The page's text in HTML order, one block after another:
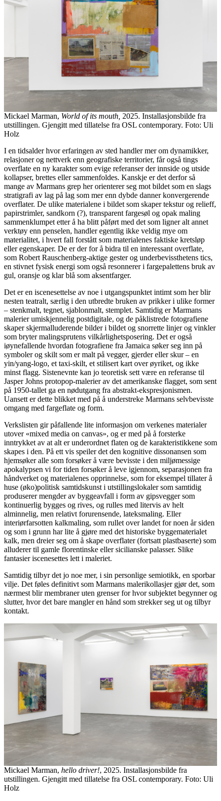
Mickael Marman, World of its mouth, 2025. Installasjonsbilde fra
utstillingen. Gjengitt med tillatelse fra OSL contemporary. Foto: Uli
Holz
I en tidsalder hvor erfaringen av sted handler mer om dynamikker,
relasjoner og nettverk enn geografiske territorier, får også tings
overflate en ny karakter som evige referanser der innside og utside
kollapser, brettes eller sammenfoldes. Kanskje er det derfor så
mange av Marmans grep her orienterer seg mot bildet som en slags
stratigrafi av lag på lag som mer enn dybde danner konvergerende
overflater. De ulike materialene i bildet som skaper tekstur og relieff,
papirstrimler, sandkorn (?), transparent fargesøl og opak maling
sammenklumpet etter å ha blitt påført med det som ligner alt annet
verktøy enn penselen, handler egentlig ikke veldig mye om
materialitet, i hvert fall forstått som materialenes faktiske kretsløp
eller egenskaper. De er der for å bidra til en interessant overflate,
som Robert Rauschenberg-aktige gester og underbevissthetens tics,
en stivnet fysisk energi som også resonnerer i fargepalettens bruk av
gul, oransje og klar blå som aksentfarger.
Det er en iscenesettelse av noe i utgangspunktet intimt som her blir
nesten teatralt, særlig i den utbredte bruken av prikker i ulike former
– stenkmalt, tegnet, sjablonmalt, stemplet. Samtidig er Marmans
malerier umiskjennelig postdigitale, og de påklistrede fotografiene
skaper skjermalluderende bilder i bildet og snorrette linjer og vinkler
som bryter malingsprutens vilkårlighetsposering. Det er også
iøynefallende hvordan fotografiene fra Jamaica søker seg inn på
symboler og skilt som er malt på vegger, gjerder eller skur – en
yin/yang-logo, et taxi-skilt, et stilisert kart over øyriket, og ikke
minst flagg. Sistenevnte kan jo teoretisk sett være en referanse til
Jasper Johns protopop-malerier av det amerikanske flagget, som sent
på 1950-tallet ga en nødutgang fra abstrakt-ekspresjonismen.
Uansett er dette blikket med på å understreke Marmans selvbevisste
omgang med fargeflate og form.
Verkslisten gir påfallende lite informasjon om verkenes materialer
utover «mixed media on canvas», og er med på å forsterke
inntrykket av at alt er underordnet flaten og de karakteristikkene som
skapes i den. På ett vis speiler det den kognitive dissonansen som
hjemsøker alle som forsøker å være bevisste i den miljømessige
apokalypsen vi for tiden forsøker å leve igjennom, separasjonen fra
håndverket og materialenes opprinnelse, som for eksempel tillater å
huse (øko)politisk samtidskunst i utstillingslokaler som samtidig
produserer mengder av byggeavfall i form av gipsvegger som
kontinuerlig bygges og rives, og rulles med litervis av helt
alminnelig, men relativt forurensende, lateksmaling. Eller
interiørfarsotten kalkmaling, som rullet over landet for noen år siden
og som i grunn har lite å gjøre med det historiske byggematerialet
kalk, men dreier seg om å skape overflater (fortsatt plastbaserte) som
alluderer til gamle florentinske eller sicilianske palasser. Slike
fantasier iscenesettes lett i maleriet.
Samtidig tilbyr det jo noe mer, i sin personlige semiotikk, en sporbar
vilje. Det føles definitivt som Marmans malerikollasjer gjør det, som
nærmest blir membraner uten grenser for hvor subjektet begynner og
slutter, hvor det bare mangler en hånd som strekker seg ut og tilbyr
kontakt.
Mickael Marman, hello driver!, 2025. Installasjonsbilde fra
utstillingen. Gjengitt med tillatelse fra OSL contemporary. Foto: Uli
Holz